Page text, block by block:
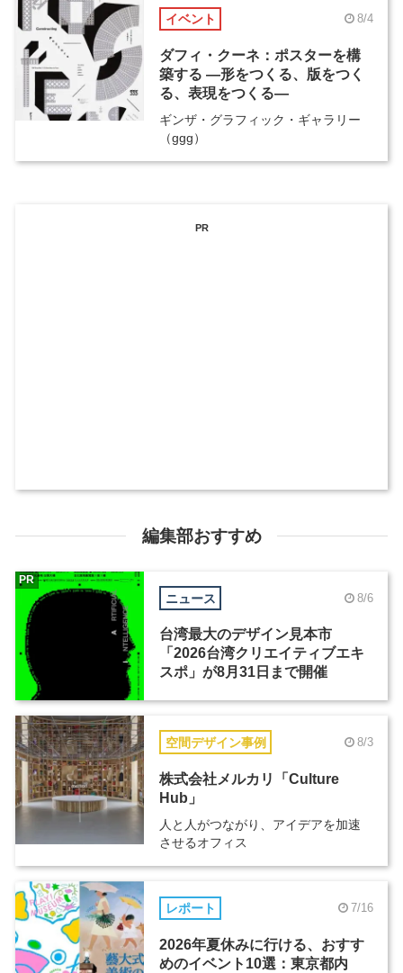
イベント 8/4
ダフィ・クーネ：ポスターを構
築する ―形をつくる、版をつく
る、表現をつくる―
ギンザ・グラフィック・ギャラリー
（ggg）
PR
編集部おすすめ
ニュース 8/6
台湾最大のデザイン見本市
「2026台湾クリエイティブエキ
スポ」が8月31日まで開催
PR
空間デザイン事例 8/3
株式会社メルカリ「Culture
Hub」
人と人がつながり、アイデアを加速
させるオフィス
レポート 7/16
2026年夏休みに行ける、おすす
めのイベント10選：東京都内